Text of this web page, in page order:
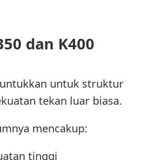
dan K400
untuk struktur
tekan luar biasa.
mencakup:
tinggi